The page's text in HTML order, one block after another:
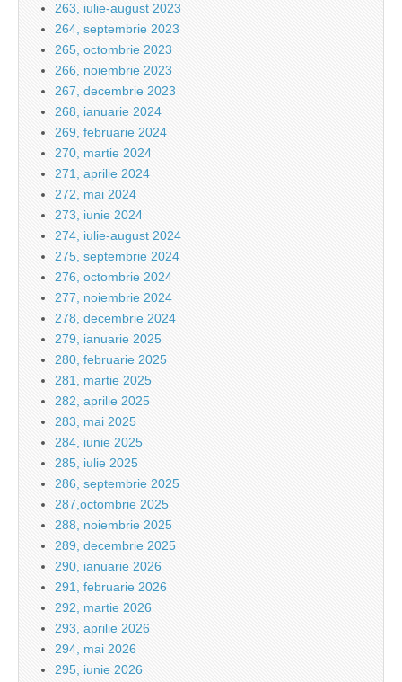
263, iulie-august 2023
264, septembrie 2023
265, octombrie 2023
266, noiembrie 2023
267, decembrie 2023
268, ianuarie 2024
269, februarie 2024
270, martie 2024
271, aprilie 2024
272, mai 2024
273, iunie 2024
274, iulie-august 2024
275, septembrie 2024
276, octombrie 2024
277, noiembrie 2024
278, decembrie 2024
279, ianuarie 2025
280, februarie 2025
281, martie 2025
282, aprilie 2025
283, mai 2025
284, iunie 2025
285, iulie 2025
286, septembrie 2025
287,octombrie 2025
288, noiembrie 2025
289, decembrie 2025
290, ianuarie 2026
291, februarie 2026
292, martie 2026
293, aprilie 2026
294, mai 2026
295, iunie 2026